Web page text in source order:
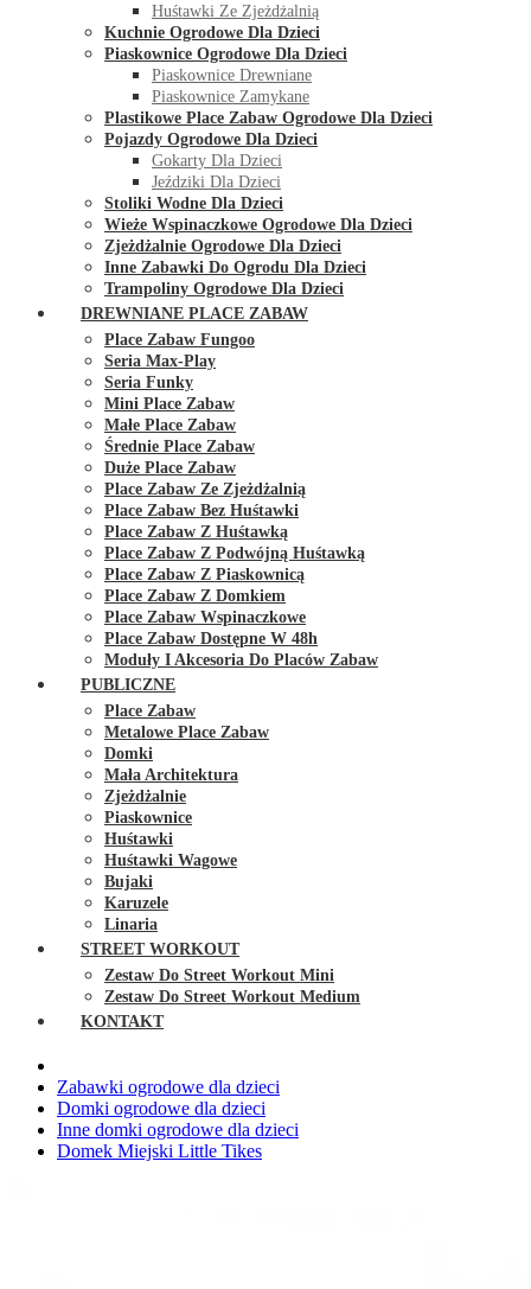
Huśtawki Ze Zjeżdżalnią
Kuchnie Ogrodowe Dla Dzieci
Piaskownice Ogrodowe Dla Dzieci
Piaskownice Drewniane
Piaskownice Zamykane
Plastikowe Place Zabaw Ogrodowe Dla Dzieci
Pojazdy Ogrodowe Dla Dzieci
Gokarty Dla Dzieci
Jeździki Dla Dzieci
Stoliki Wodne Dla Dzieci
Wieże Wspinaczkowe Ogrodowe Dla Dzieci
Zjeżdżalnie Ogrodowe Dla Dzieci
Inne Zabawki Do Ogrodu Dla Dzieci
Trampoliny Ogrodowe Dla Dzieci
DREWNIANE PLACE ZABAW
Place Zabaw Fungoo
Seria Max-Play
Seria Funky
Mini Place Zabaw
Małe Place Zabaw
Średnie Place Zabaw
Duże Place Zabaw
Place Zabaw Ze Zjeżdżalnią
Place Zabaw Bez Huśtawki
Place Zabaw Z Huśtawką
Place Zabaw Z Podwójną Huśtawką
Place Zabaw Z Piaskownicą
Place Zabaw Z Domkiem
Place Zabaw Wspinaczkowe
Place Zabaw Dostępne W 48h
Moduły I Akcesoria Do Placów Zabaw
PUBLICZNE
Place Zabaw
Metalowe Place Zabaw
Domki
Mała Architektura
Zjeżdżalnie
Piaskownice
Huśtawki
Huśtawki Wagowe
Bujaki
Karuzele
Linaria
STREET WORKOUT
Zestaw Do Street Workout Mini
Zestaw Do Street Workout Medium
KONTAKT
Zabawki ogrodowe dla dzieci
Domki ogrodowe dla dzieci
Inne domki ogrodowe dla dzieci
Domek Miejski Little Tikes